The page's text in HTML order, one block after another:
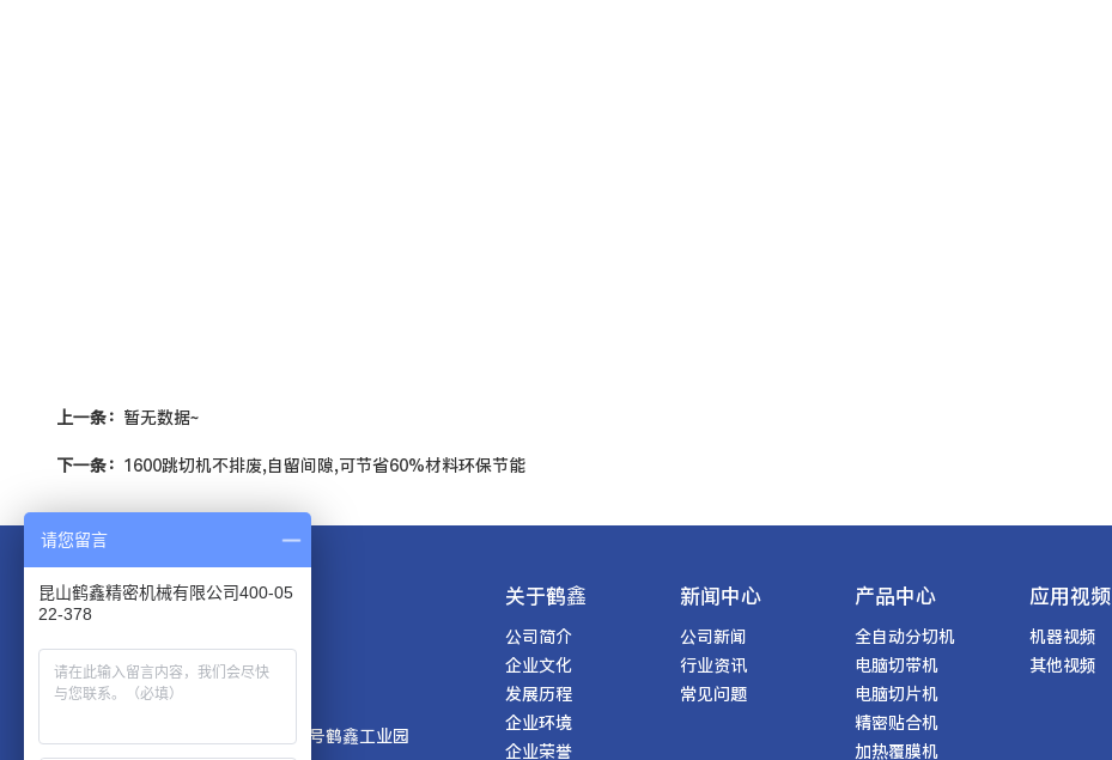
上一条： 暂无数据~
下一条： 1600跳切机不排废,自留间隙,可节省60%材料环保节能
服务热线
 邮箱： hexinjm_ks@163.com
地址： 昆山市玉山镇开贵路66号鹤鑫工业园
关于鹤鑫
公司简介
企业文化
发展历程
企业环境
企业荣誉
新闻中心
公司新闻
行业资讯
常见问题
产品中心
全自动分切机
电脑切带机
电脑切片机
精密贴合机
加热覆膜机
应用视频
机器视频
其他视频
请您留言
昆山鹤鑫精密机械有限公司400-05
22-378